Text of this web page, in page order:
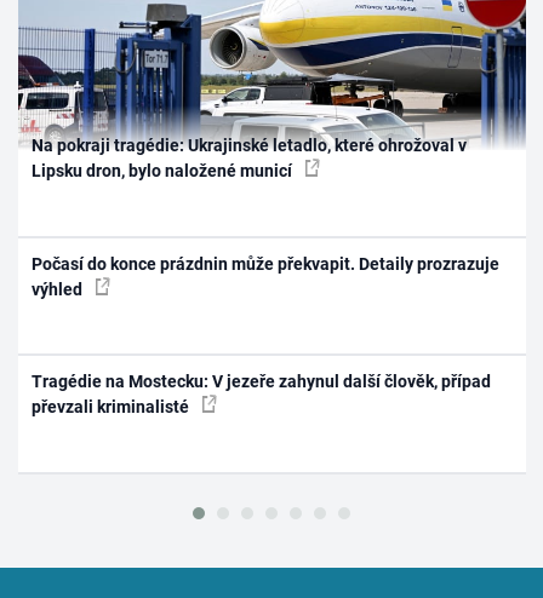
Na pokraji tragédie: Ukrajinské letadlo, které ohrožoval v
Lipsku dron, bylo naložené municí
Počasí do konce prázdnin může překvapit. Detaily prozrazuje
výhled
Tragédie na Mostecku: V jezeře zahynul další člověk, případ
převzali kriminalisté